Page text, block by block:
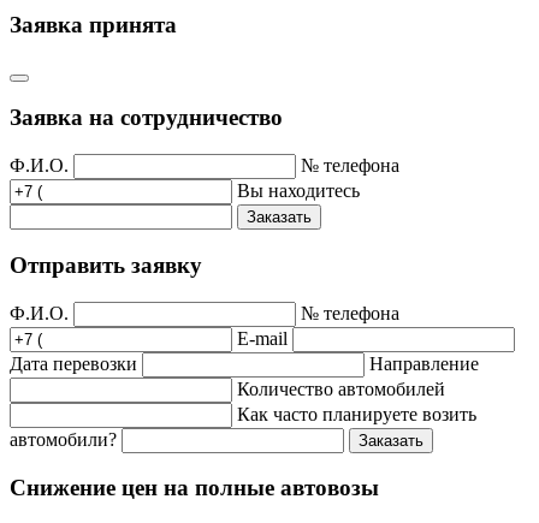
Заявка принята
Заявка на сотрудничество
Ф.И.О.
№ телефона
Вы находитесь
Заказать
Отправить заявку
Ф.И.О.
№ телефона
E-mail
Дата перевозки
Направление
Количество автомобилей
Как часто планируете возить
автомобили?
Заказать
Снижение цен на полные автовозы